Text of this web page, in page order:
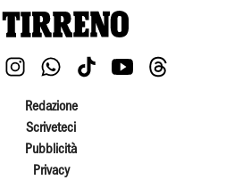
Redazione
Scriveteci
Pubblicità
Privacy